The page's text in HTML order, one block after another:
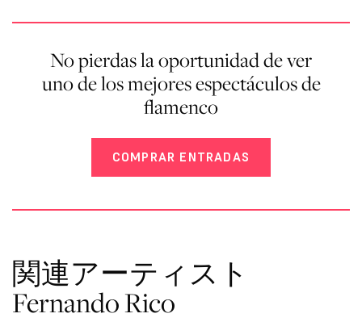
No pierdas la oportunidad de ver
uno de los mejores espectáculos de
flamenco
COMPRAR ENTRADAS
関連アーティスト
Fernando Rico